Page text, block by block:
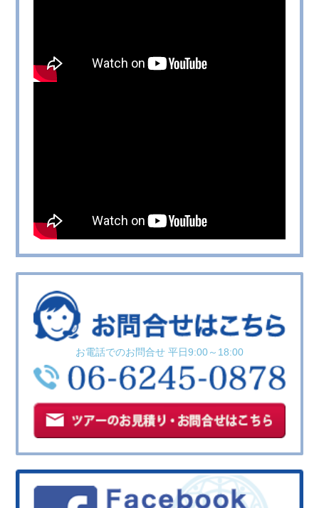
お電話でのお問合せ 平日9:00～18:00